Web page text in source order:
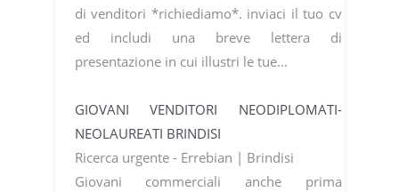
di venditori *richiediamo*. inviaci il tuo cv
ed includi una breve lettera di
presentazione in cui illustri le tue...
GIOVANI VENDITORI NEODIPLOMATI-
NEOLAUREATI BRINDISI
Ricerca urgente - Errebian | Brindisi
Giovani commerciali anche prima